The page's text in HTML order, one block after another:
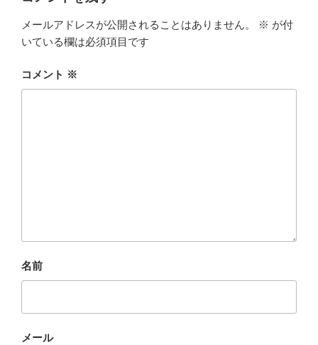
メールアドレスが公開されることはありません。 ※ が付
いている欄は必須項目です
コメント ※
名前
メール